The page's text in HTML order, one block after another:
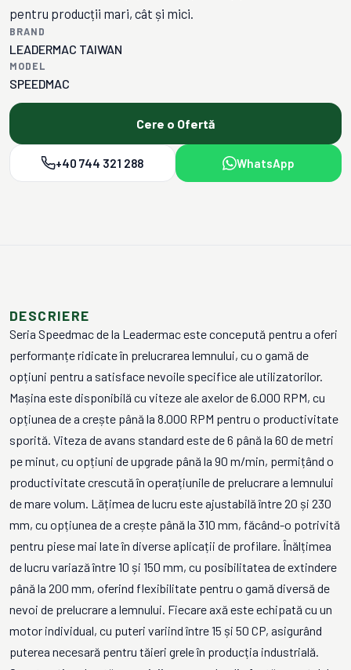
pentru producții mari, cât și mici.
BRAND
LEADERMAC TAIWAN
MODEL
SPEEDMAC
Cere o Ofertă
+40 744 321 288 WhatsApp
DESCRIERE
Seria Speedmac de la Leadermac este concepută pentru a oferi
performanțe ridicate în prelucrarea lemnului, cu o gamă de
opțiuni pentru a satisface nevoile specifice ale utilizatorilor.
Mașina este disponibilă cu viteze ale axelor de 6.000 RPM, cu
opțiunea de a crește până la 8.000 RPM pentru o productivitate
sporită. Viteza de avans standard este de 6 până la 60 de metri
pe minut, cu opțiuni de upgrade până la 90 m/min, permițând o
productivitate crescută în operațiunile de prelucrare a lemnului
de mare volum. Lățimea de lucru este ajustabilă între 20 și 230
mm, cu opțiunea de a crește până la 310 mm, făcând-o potrivită
pentru piese mai late în diverse aplicații de profilare. Înălțimea
de lucru variază între 10 și 150 mm, cu posibilitatea de extindere
până la 200 mm, oferind flexibilitate pentru o gamă diversă de
nevoi de prelucrare a lemnului. Fiecare axă este echipată cu un
motor individual, cu puteri variind între 15 și 50 CP, asigurând
puterea necesară pentru tăieri grele în producția industrială.